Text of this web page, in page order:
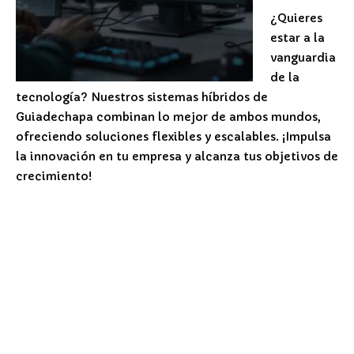
¿Quieres
estar a la
vanguardia
de la
tecnología? Nuestros sistemas híbridos de
Guiadechapa combinan lo mejor de ambos mundos,
ofreciendo soluciones flexibles y escalables. ¡Impulsa
la innovación en tu empresa y alcanza tus objetivos de
crecimiento!